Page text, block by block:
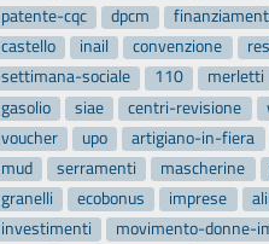
patente-cqc
dpcm
castello
inail convenzione
settimana-sociale
110 merletti
gasolio
siae centri-revisione
voucher
upo artigiano-in-fiera
mud
serramenti mascherine
granelli
ecobonus imprese
investimenti
movimento-donne-